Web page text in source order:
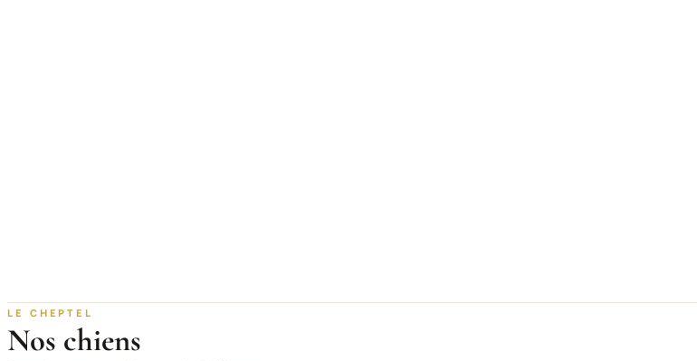
LE CHEPTEL
Nos chiens